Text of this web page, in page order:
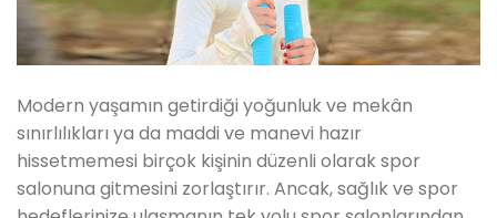
Modern yaşamın getirdiği yoğunluk ve mekân
sınırlılıkları ya da maddi ve manevi hazır
hissetmemesi birçok kişinin düzenli olarak spor
salonuna gitmesini zorlaştırır. Ancak, sağlık ve spor